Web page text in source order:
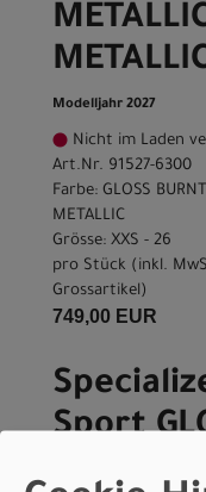
Modelljahr 2027
Nicht im Laden
Art.Nr. 91527-6300
Farbe: GLOSS
METALLIC
Grösse: XXS - 26
pro Stück (inkl.
Grossartikel)
749,00 EUR
Sport